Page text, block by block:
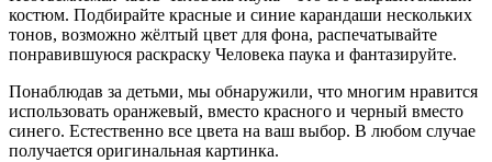
костюм. Подбирайте красные и синие карандаши нескольких
тонов, возможно жёлтый цвет для фона, распечатывайте
понравившуюся раскраску Человека паука и фантазируйте.
Понаблюдав за детьми, мы обнаружили, что многим нравится
использовать оранжевый, вместо красного и черный вместо
синего. Естественно все цвета на ваш выбор. В любом случае
получается оригинальная картинка.